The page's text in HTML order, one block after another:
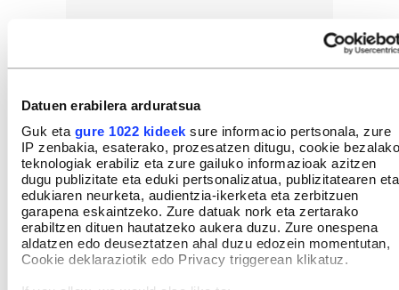
Datuen erabilera arduratsua
Guk eta gure 1022 kideek sure informacio pertsonala, zure
IP zenbakia, esaterako, prozesatzen ditugu, cookie bezalako
teknologiak erabiliz eta zure gailuko informazioak azitzen
dugu publizitate eta eduki pertsonalizatua, publizitatearen eta
edukiaren neurketa, audientzia-ikerketa eta zerbitzuen
garapena eskaintzeko. Zure datuak nork eta zertarako
erabiltzen dituen hautatzeko aukera duzu. Zure onespena
aldatzen edo deuseztatzen ahal duzu edozein momentutan,
Cookie deklaraziotik edo Privacy triggerean klikatuz.